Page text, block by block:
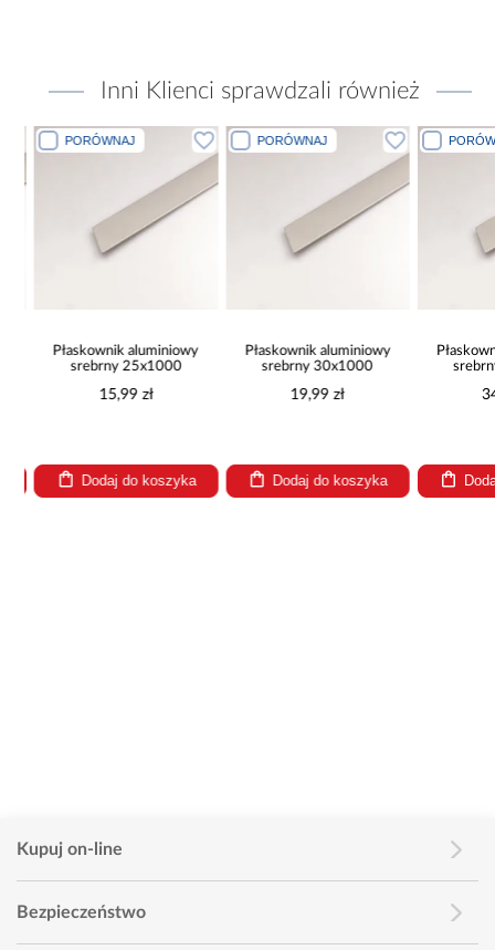
Inni Klienci sprawdzali również
PORÓWNAJ
Płaskownik aluminiowy
srebrny 25x1000
15,99 zł
Dodaj do koszyka
PORÓWNAJ
Płaskownik aluminiowy
srebrny 30x1000
19,99 zł
Dodaj do koszyka
Kupuj on-line
Bezpieczeństwo